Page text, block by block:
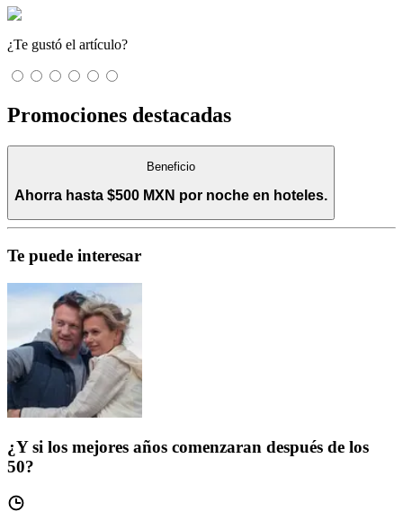
¿Te gustó el artículo?
Promociones destacadas
Beneficio
Ahorra hasta $500 MXN por noche en hoteles.
Te puede interesar
¿Y si los mejores años comenzaran después de los
50?